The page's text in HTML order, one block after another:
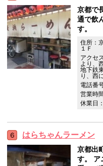
京都で
通で飲
す。
住所：
１Ｆ
アクセ
より、
地下鉄
り、西
電話番
営業時
休業日
はらちゃんラーメン
京都出
す。 ア